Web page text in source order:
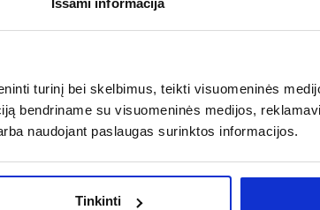
Išsami informacija
turinį bei skelbimus, teikti visuomeninės
bendriname su visuomeninės medijos,
naudojant paslaugas surinktos informacijos.
Tinkinti